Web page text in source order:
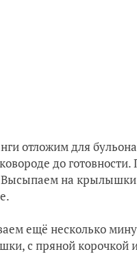
отложим для
до
на
ещё несколько
с пряной